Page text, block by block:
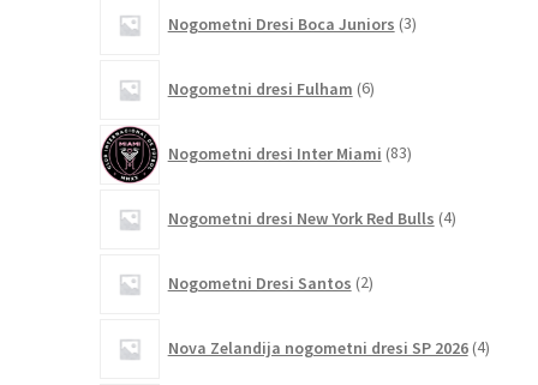
Nogometni Dresi Boca Juniors 3izdelki
Nogometni dresi Fulham 6izdelkov
Nogometni dresi Inter Miami 83izdelkov
Nogometni dresi New York Red Bulls 4izdelki
Nogometni Dresi Santos 2izdelka
Nova Zelandija nogometni dresi SP 2026 4izdelki